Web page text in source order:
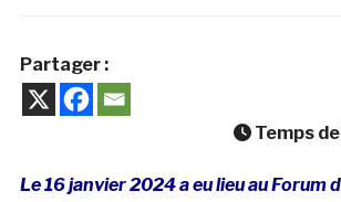
Partager :
Temps
Le 16 janvier 2024 a eu lieu au Forum